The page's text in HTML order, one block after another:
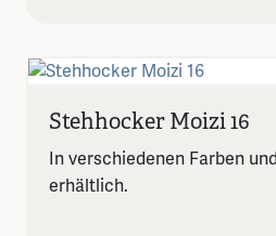
Stehhocker Moizi 16
In verschiedenen Farben
erhältlich.